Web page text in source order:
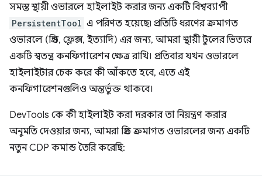
সমস্ত স্থায়ী ওভারলে হাইলাইট করার জন্য একটি বিশ্বব্যাপী
PersistentTool এ পরিণত হয়েছে৷ প্রতিটি ধরণের ক্রমাগত
ওভারলে (গ্রিড, ফ্লেক্স, ইত্যাদি) এর জন্য, আমরা স্থায়ী টুলের ভিতরে
একটি স্বতন্ত্র কনফিগারেশন ক্ষেত্র রাখি। প্রতিবার যখন ওভারলে
হাইলাইটার চেক করে কী আঁকতে হবে, এতে এই
কনফিগারেশনগুলিও অন্তর্ভুক্ত থাকবে।
DevTools কে কী হাইলাইট করা দরকার তা নিয়ন্ত্রণ করার
অনুমতি দেওয়ার জন্য, আমরা গ্রিড ক্রমাগত ওভারলের জন্য একটি
নতুন CDP কমান্ড তৈরি করেছি: